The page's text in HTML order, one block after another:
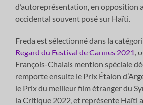
d’autoreprésentation, en opposition
occidental souvent posé sur Haïti.
Freda est sélectionné dans la
Regard du Festival de Cannes 2021 ,
François-Chalais mention spéciale
remporte ensuite le Prix Étalon
le Prix du meilleur film étranger du
la Critique 2022, et représente Haïti